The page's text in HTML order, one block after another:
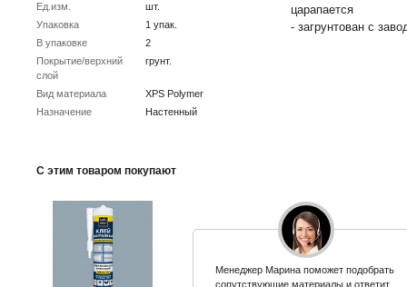
Ед.изм.
шт.
Упаковка
1 упак.
В упаковке
2
Покрытие/верхний
слой
грунт.
Вид материала
XPS Polymer
Назначение
Настенный
царапается
- загрунтован с
С этим товаром покупают
Менеджер Марина поможет подобрать
сопутствующие материалы и ответит